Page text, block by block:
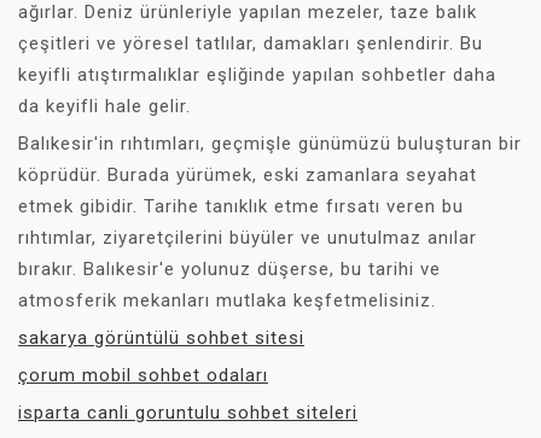
ağırlar. Deniz ürünleriyle yapılan mezeler, taze balık
çeşitleri ve yöresel tatlılar, damakları şenlendirir. Bu
keyifli atıştırmalıklar eşliğinde yapılan sohbetler daha
da keyifli hale gelir.
Balıkesir'in rıhtımları, geçmişle günümüzü buluşturan bir
köprüdür. Burada yürümek, eski zamanlara seyahat
etmek gibidir. Tarihe tanıklık etme fırsatı veren bu
rıhtımlar, ziyaretçilerini büyüler ve unutulmaz anılar
bırakır. Balıkesir'e yolunuz düşerse, bu tarihi ve
atmosferik mekanları mutlaka keşfetmelisiniz.
sakarya görüntülü sohbet sitesi
çorum mobil sohbet odaları
isparta canli goruntulu sohbet siteleri